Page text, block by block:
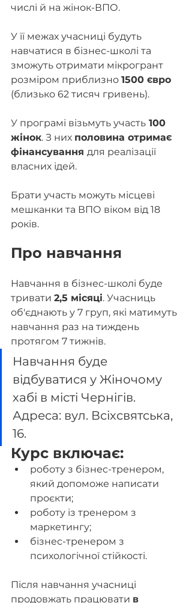
числі й на жінок-ВПО.
У її межах учасниці будуть
навчатися в бізнес-школі та
зможуть отримати мікрогрант
розміром приблизно 1500 євро
(близько 62 тисяч гривень).
У програмі візьмуть участь 100
жінок. З них половина отримає
фінансування для реалізації
власних ідей.
Брати участь можуть місцеві
мешканки та ВПО віком від 18
років.
Про навчання
Навчання в бізнес-школі буде
тривати 2,5 місяці. Учасниць
об'єднають у 7 груп, які матимуть
навчання раз на тиждень
протягом 7 тижнів.
Навчання буде
відбуватися у Жіночому
хабі в місті Чернігів.
Адреса: вул. Всіхсвятська,
16.
Курс включає:
роботу з бізнес-тренером,
який допоможе написати
проєкти;
роботу із тренером з
маркетингу;
бізнес-тренером з
психологічної стійкості.
Після навчання учасниці
продовжать працювати в